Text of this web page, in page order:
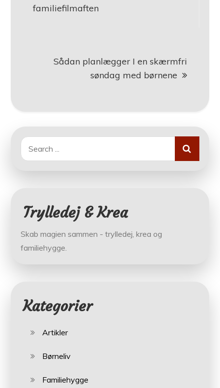
familiefilmaften
Sådan planlægger I en skærmfri
søndag med børnene
Search
for:
Trylledej & Krea
Skab magien sammen - trylledej, krea og
familiehygge.
Kategorier
Artikler
Børneliv
Familiehygge